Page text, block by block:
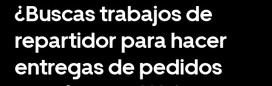
¿Buscas trabajos de
repartidor para hacer
entregas de pedidos